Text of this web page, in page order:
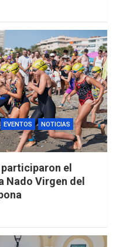
EVENTOS
NOTICIAS
el
Nado Virgen del